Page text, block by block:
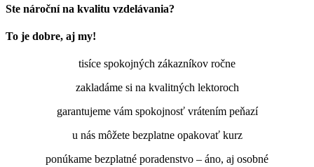
Ste nároční na kvalitu vzdelávania?
To je dobre, aj my!
tisíce spokojných zákazníkov ročne
zakladáme si na kvalitných lektoroch
garantujeme vám spokojnosť vrátením peňazí
u nás môžete bezplatne opakovať kurz
ponúkame bezplatné poradenstvo – áno, aj osobné